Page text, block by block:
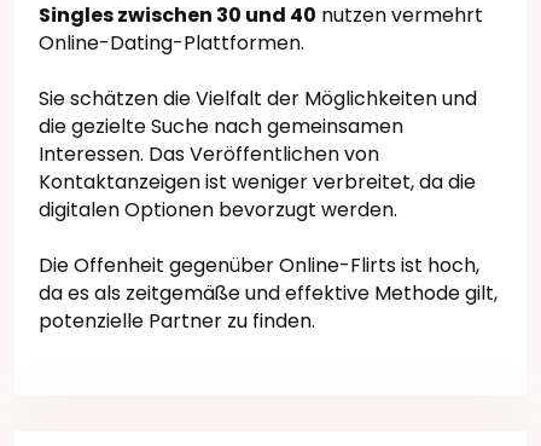
Singles zwischen 30 und 40 nutzen vermehrt
Online-Dating-Plattformen.
Sie schätzen die Vielfalt der Möglichkeiten und
die gezielte Suche nach gemeinsamen
Interessen. Das Veröffentlichen von
Kontaktanzeigen ist weniger verbreitet, da die
digitalen Optionen bevorzugt werden.
Die Offenheit gegenüber Online-Flirts ist hoch,
da es als zeitgemäße und effektive Methode gilt,
potenzielle Partner zu finden.